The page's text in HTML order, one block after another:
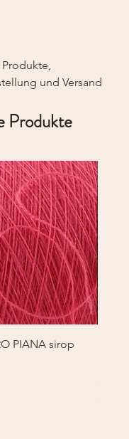
und Versand
Produkte
PIANA sirop